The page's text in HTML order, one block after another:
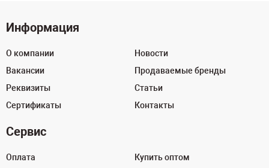
Информация
О компании
Вакансии
Реквизиты
Сертификаты
Новости
Продаваемые бренды
Статьи
Контакты
Сервис
Оплата
Купить оптом